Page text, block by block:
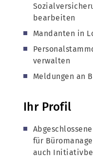
bearbeiten
Mandanten in
verwalten
Meldungen an
Ihr Profil
für
auch